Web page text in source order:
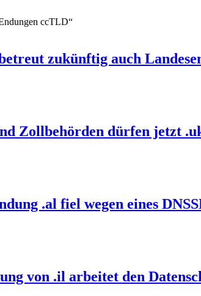
ccTLD“
zukünftig auch
Zollbehörden dürfen jetzt
.al fiel wegen eines
von .il arbeitet den